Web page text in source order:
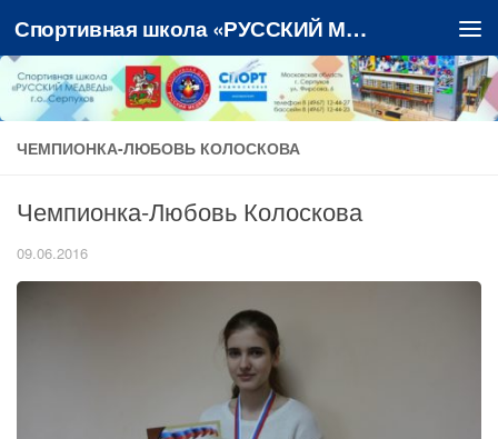
Перейти к содержимому Спортивная школа «РУССКИЙ МЕДВЕДЬ»
ЧЕМПИОНКА-ЛЮБОВЬ КОЛОСКОВА
Чемпионка-Любовь Колоскова
09.06.2016